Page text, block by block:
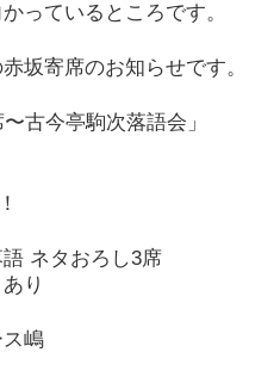
っているところです。
坂寄席のお知らせです。
古今亭駒次落語会」
ネタおろし3席
り
嶋